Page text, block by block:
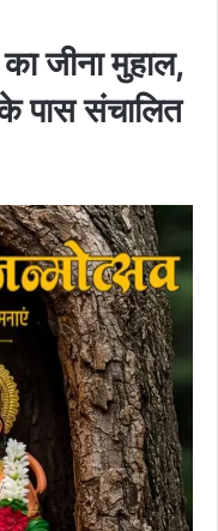
जीना मुहाल,
पास संचालित